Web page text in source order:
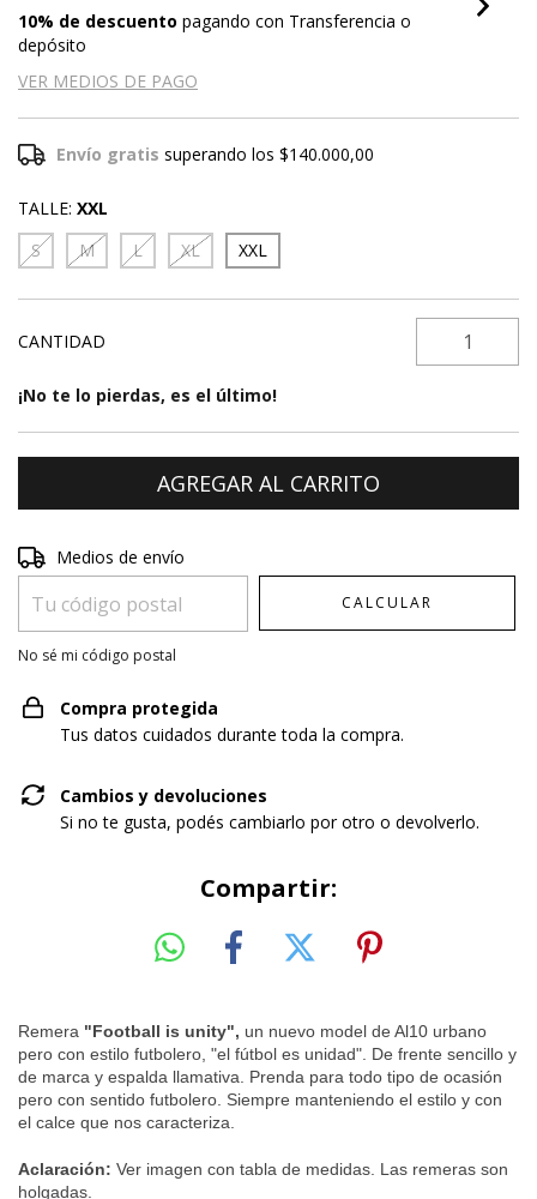
10% de descuento pagando con Transferencia o
depósito
VER MEDIOS DE PAGO
Envío gratis superando los$140.000,00
TALLE: XXL
S
M L XL XXL
CANTIDAD
¡No te lo pierdas, es el último!
Entregas para el CP:
Medios de envío
CALCULAR
No sé mi código postal
Compra protegida
Tus datos cuidados durante toda la compra.
Cambios y devoluciones
Si no te gusta, podés cambiarlo por otro o devolverlo.
Compartir:
Remera "Football is unity", un nuevo model de Al10 urbano
pero con estilo futbolero, "el fútbol es unidad". De frente sencillo y
de marca y espalda llamativa. Prenda para todo tipo de ocasión
pero con sentido futbolero. Siempre manteniendo el estilo y con
el calce que nos caracteriza.
Aclaración: Ver imagen con tabla de medidas. Las remeras son
holgadas.